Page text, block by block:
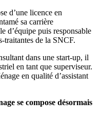
d’une licence en
sa carrière
d’équipe puis responsable
traitantes de la SNCF.
dans une start-up, il
en tant que superviseur.
en qualité d’assistant
se compose désormais